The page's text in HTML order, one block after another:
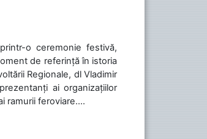
o ceremonie festivă,
de referință în istoria
Regionale, dl Vladimir
ai organizațiilor
ramurii feroviare....